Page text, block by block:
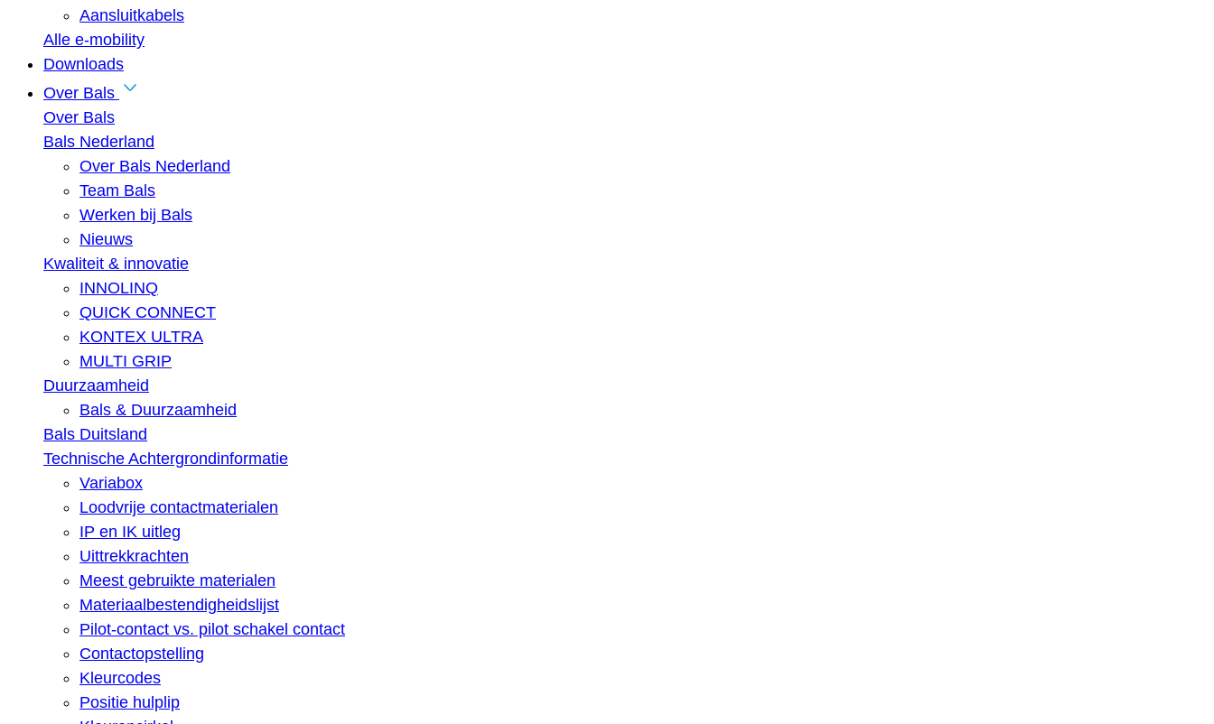
Aansluitkabels
Alle e-mobility
Downloads
Over Bals
Over Bals
Bals Nederland
Over Bals Nederland
Team Bals
Werken bij Bals
Nieuws
Kwaliteit & innovatie
INNOLINQ
QUICK CONNECT
KONTEX ULTRA
MULTI GRIP
Duurzaamheid
Bals & Duurzaamheid
Bals Duitsland
Technische Achtergrondinformatie
Variabox
Loodvrije contactmaterialen
IP en IK uitleg
Uittrekkrachten
Meest gebruikte materialen
Materiaalbestendigheidslijst
Pilot-contact vs. pilot schakel contact
Contactopstelling
Kleurcodes
Positie hulplip